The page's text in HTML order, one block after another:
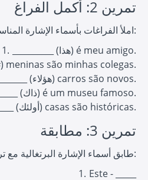
تمرين 2: أكمل الفراغ
املأ الفراغات بأسماء الإشارة المناسبة:
__________ (هذا) é meu amigo.
__________ (تلك) meninas são minhas colegas.
__________ (هؤلاء) carros são novos.
__________ (ذاك) é um museu famoso.
__________ (أولئك) casas são históricas.
تمرين 3: مطابقة
طابق أسماء الإشارة البرتغالية مع ترجمتها العربية:
Este - _____